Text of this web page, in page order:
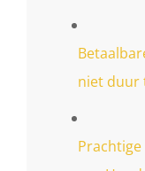
niet duur